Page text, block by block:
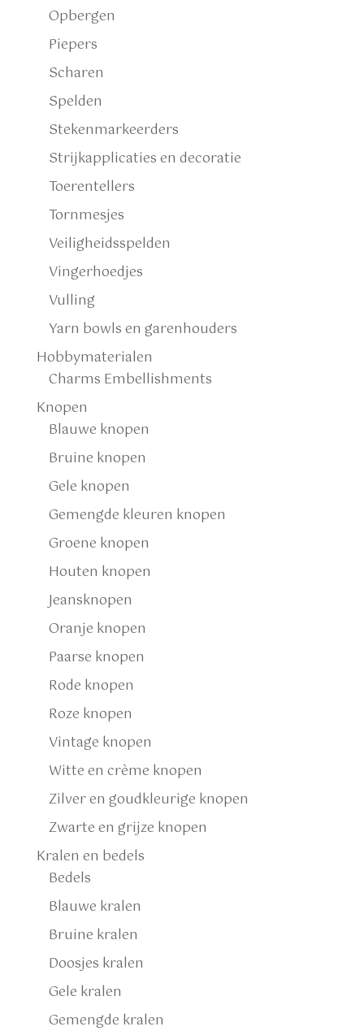
Opbergen
Piepers
Scharen
Spelden
Stekenmarkeerders
Strijkapplicaties en decoratie
Toerentellers
Tornmesjes
Veiligheidsspelden
Vingerhoedjes
Vulling
Yarn bowls en garenhouders
Hobbymaterialen
Charms Embellishments
Knopen
Blauwe knopen
Bruine knopen
Gele knopen
Gemengde kleuren knopen
Groene knopen
Houten knopen
Jeansknopen
Oranje knopen
Paarse knopen
Rode knopen
Roze knopen
Vintage knopen
Witte en crème knopen
Zilver en goudkleurige knopen
Zwarte en grijze knopen
Kralen en bedels
Bedels
Blauwe kralen
Bruine kralen
Doosjes kralen
Gele kralen
Gemengde kralen